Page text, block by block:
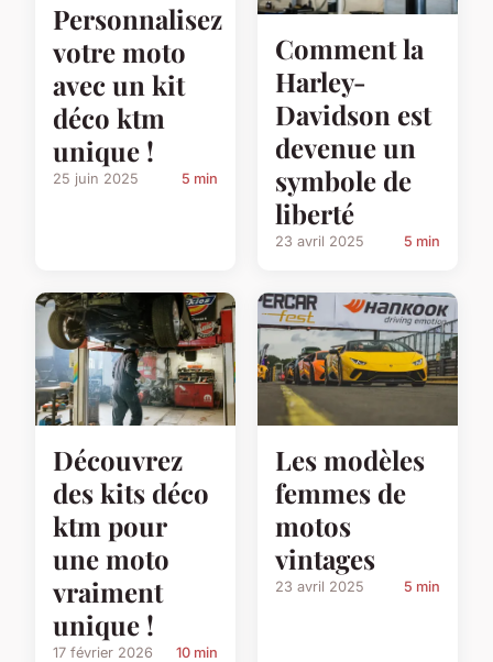
Personnalisez
votre moto
avec un kit
déco ktm
unique !
25 juin 2025 5 min
Comment la
Harley-
Davidson est
devenue un
symbole de
liberté
23 avril 2025 5 min
Découvrez
des kits déco
ktm pour
une moto
vraiment
unique !
17 février 2026 10 min
Les modèles
femmes de
motos
vintages
23 avril 2025 5 min